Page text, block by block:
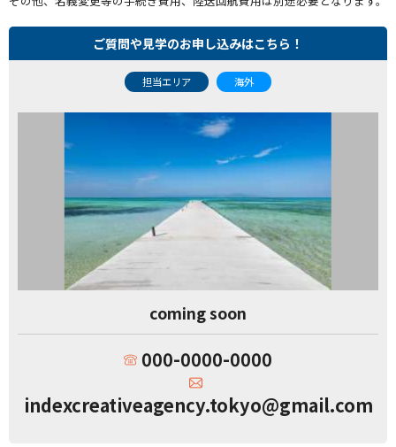
ご質問や見学のお申し込みはこちら！
担当エリア 海外
coming soon
000-0000-0000
indexcreativeagency.tokyo@gmail.com